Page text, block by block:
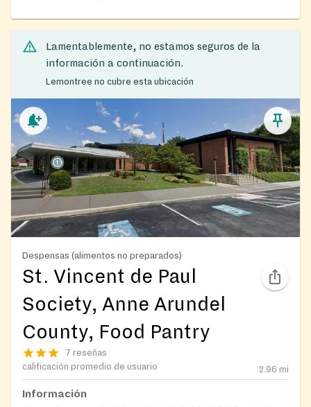
Lamentablemente, no estamos seguros de la
información a continuación.
Lemontree no cubre esta ubicación
Despensas (alimentos no preparados)
St. Vincent de Paul
Society, Anne Arundel
County, Food Pantry
7 reseñas
calificación promedio de usuario
2.96 mi
Información